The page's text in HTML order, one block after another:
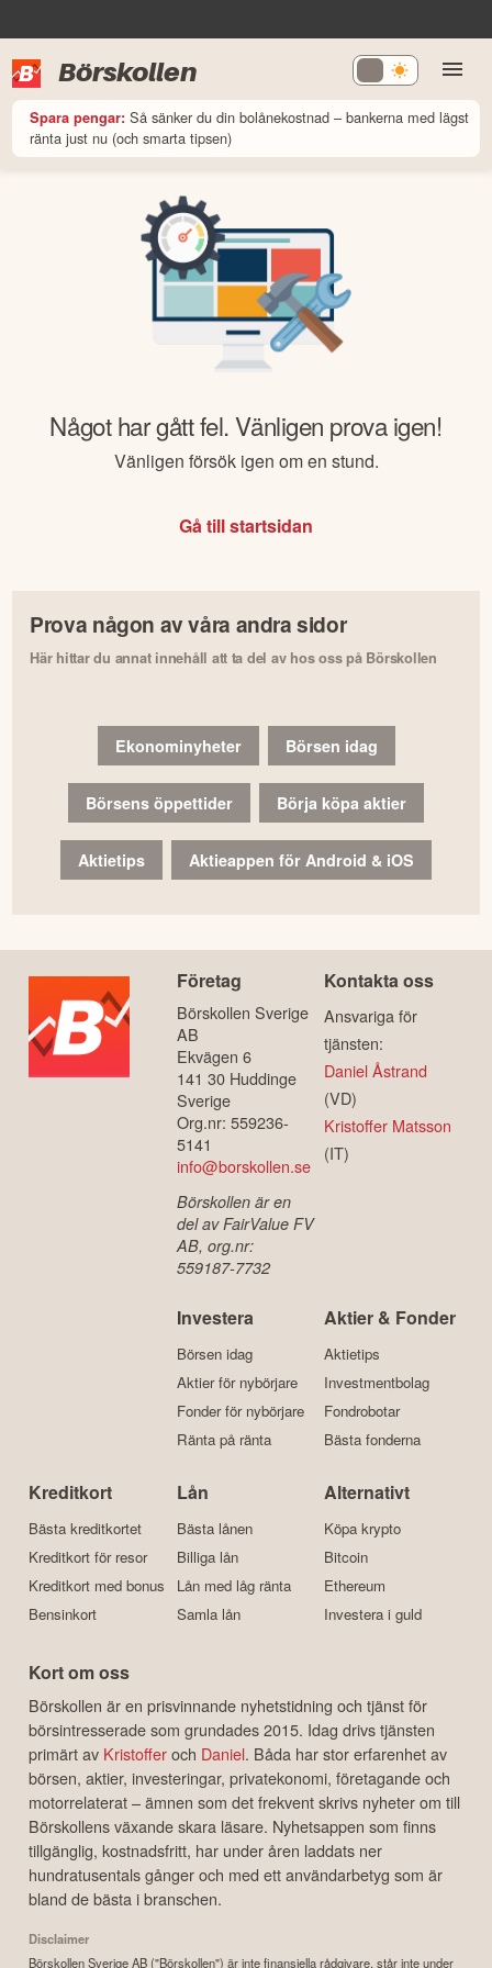
Börskollen
Spara pengar: Så sänker du din bolånekostnad – bankerna med lägst
ränta just nu (och smarta tipsen)
Något har gått fel. Vänligen prova igen!
Vänligen försök igen om en stund.
Gå till startsidan
Prova någon av våra andra sidor
Här hittar du annat innehåll att ta del av hos oss på Börskollen
Ekonominyheter Börsen idag
Börsens öppettider Börja köpa aktier
Aktietips Aktieappen för Android & iOS
Företag
Börskollen Sverige
AB
Ekvägen 6
141 30 Huddinge
Sverige
Org.nr: 559236-
5141
info@borskollen.se
Börskollen är en
del av FairValue FV
AB, org.nr:
559187-7732
Kontakta oss
Ansvariga för
tjänsten:
Daniel Åstrand
(VD)
Kristoffer Matsson
(IT)
Investera
Börsen idag
Aktier för nybörjare
Fonder för nybörjare
Ränta på ränta
Aktier & Fonder
Aktietips
Investmentbolag
Fondrobotar
Bästa fonderna
Kreditkort
Bästa kreditkortet
Kreditkort för resor
Kreditkort med bonus
Bensinkort
Lån
Bästa lånen
Billiga lån
Lån med låg ränta
Samla lån
Alternativt
Köpa krypto
Bitcoin
Ethereum
Investera i guld
Kort om oss
Börskollen är en prisvinnande nyhetstidning och tjänst för
börsintresserade som grundades 2015. Idag drivs tjänsten
primärt av Kristofferoch Daniel. Båda har stor erfarenhet av
börsen, aktier, investeringar, privatekonomi, företagande och
motorrelaterat – ämnen som det frekvent skrivs nyheter om till
Börskollens växande skara läsare. Nyhetsappen som finns
tillgänglig, kostnadsfritt, har under åren laddats ner
hundratusentals gånger och med ett användarbetyg som är
bland de bästa i branschen.
Disclaimer
Börskollen Sverige AB ("Börskollen") är inte finansiella rådgivare, står inte under